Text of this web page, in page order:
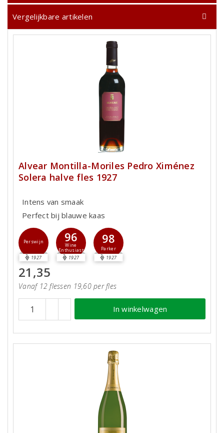
Vergelijkbare artikelen
Alvear Montilla-Moriles Pedro Ximénez
Solera halve fles 1927
Intens van smaak
Perfect bij blauwe kaas
Perswijn
1927
96
Wine
Enthusiast
1927
98
Parker
1927
21,35
Vanaf 12 flessen 19,60 per fles
In winkelwagen